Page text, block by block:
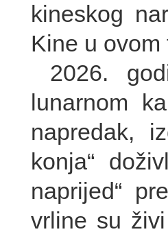
kineskog
Kine u
2026.
lunarnom
napredak,
konja“
naprijed“
vrline su